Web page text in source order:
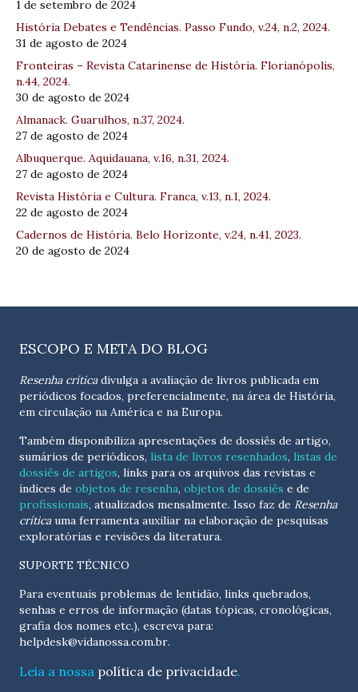
1 de setembro de 2024
História Debates e Tendências. Passo Fundo, v.24, n.2, 2024.
31 de agosto de 2024
Fronteiras – Revista Catarinense de História. Florianópolis,
n.44, 2024.
30 de agosto de 2024
Almanack. Guarulhos, n.37, 2024.
27 de agosto de 2024
Albuquerque. Aquidauana, v.16, n.31, 2024.
27 de agosto de 2024
Revista História e Cultura. Franca, v.13, n.1, 2024.
22 de agosto de 2024
Cadernos de História. Belo Horizonte, v.24, n.41, 2023.
20 de agosto de 2024
ESCOPO E META DO BLOG
Resenha críticadivulga a avaliação de livros publicada em
periódicos focados, preferencialmente, na área de História,
em circulação na América e na Europa.
Também disponibiliza apresentações de dossiês de artigo,
sumários de periódicos, lista de livros resenhados, listas de
dossiês de artigos, links para os arquivos das revistas e
índices de objetos de resenha, objetos de dossiês e de
profissionais, atualizados mensalmente. Isso faz de Resenha
críticauma ferramenta auxiliar na elaboração de pesquisas
exploratórias e revisões da literatura.
SUPORTE TÉCNICO
Para eventuais problemas de lentidão, links quebrados,
senhas e erros de informação (datas tópicas, cronológicas,
helpdesk@vidanossa.com.br.
Leia a nossa política de privacidade.